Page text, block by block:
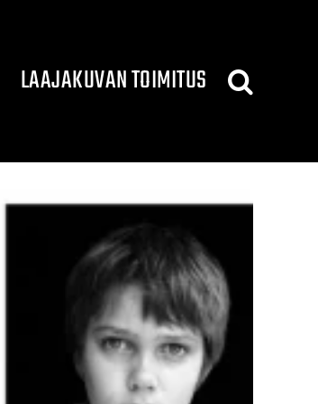
LAAJAKUVAN TOIMITUS